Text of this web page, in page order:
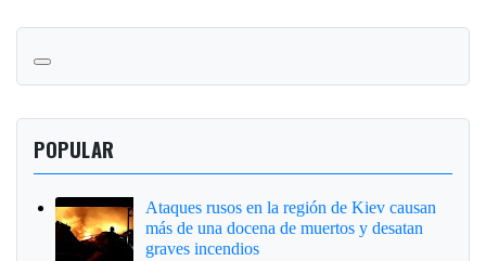
POPULAR
Ataques rusos en la región de Kiev causan
más de una docena de muertos y desatan
graves incendios